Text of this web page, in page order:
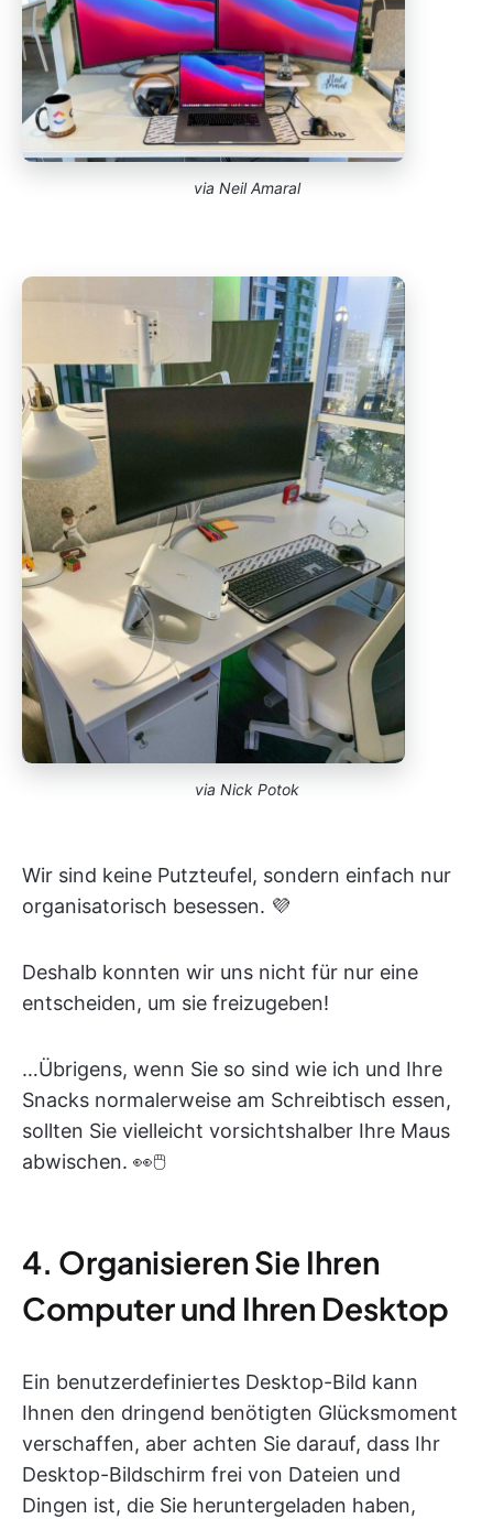
via Neil Amaral
via Nick Potok
Wir sind keine Putzteufel, sondern einfach nur
organisatorisch besessen. 💜
Deshalb konnten wir uns nicht für nur eine
entscheiden, um sie freizugeben!
…Übrigens, wenn Sie so sind wie ich und Ihre
Snacks normalerweise am Schreibtisch essen,
sollten Sie vielleicht vorsichtshalber Ihre Maus
abwischen. 👀🖱
4. Organisieren Sie Ihren
Computer und Ihren Desktop
Ein benutzerdefiniertes Desktop-Bild kann
Ihnen den dringend benötigten Glücksmoment
verschaffen, aber achten Sie darauf, dass Ihr
Desktop-Bildschirm frei von Dateien und
Dingen ist, die Sie heruntergeladen haben,